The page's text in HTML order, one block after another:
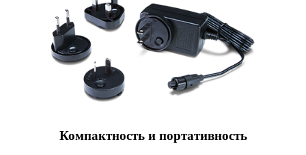
Компактность и портативность